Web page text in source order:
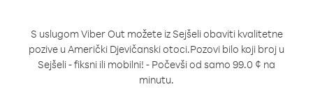
S uslugom Viber Out možete iz Sejšeli obaviti kvalitetne
pozive u Američki Djevičanski otoci.Pozovi bilo koji broj u
Sejšeli - fiksni ili mobilni! - Počevši od samo 99.0 ¢ na
minutu.